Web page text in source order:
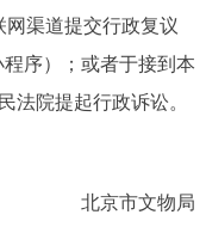
渠道提交行政复议
序）；或者于接到本
法院提起行政诉讼。
北京市文物局